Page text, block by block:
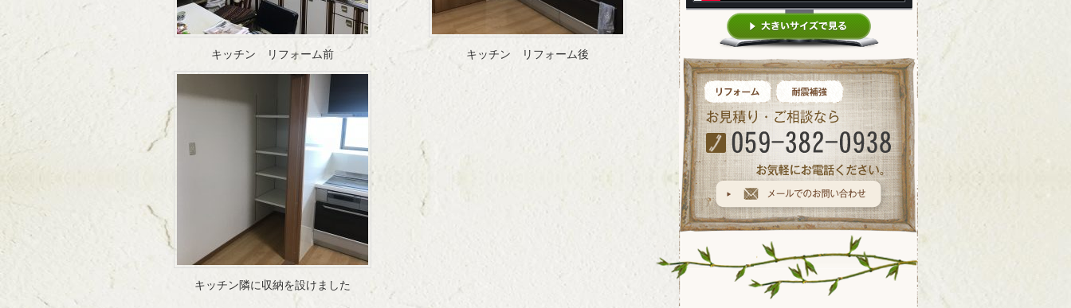
キッチン リフォーム前 キッチン リフォーム後
キッチン隣に収納を設けました